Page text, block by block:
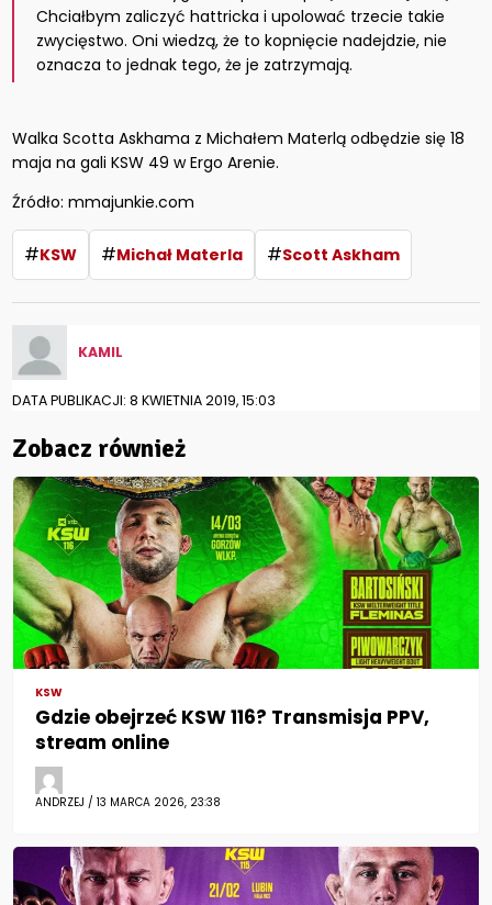
Chciałbym zaliczyć hattricka i upolować trzecie takie
zwycięstwo. Oni wiedzą, że to kopnięcie nadejdzie, nie
oznacza to jednak tego, że je zatrzymają.
Walka Scotta Askhama z Michałem Materlą odbędzie się 18
maja na gali KSW 49 w Ergo Arenie.
Źródło: mmajunkie.com
#KSW #Michał Materla #Scott Askham
KAMIL
DATA PUBLIKACJI: 8 KWIETNIA 2019, 15:03
Zobacz również
KSW
Gdzie obejrzeć KSW 116? Transmisja PPV,
stream online
ANDRZEJ / 13 MARCA 2026, 23:38